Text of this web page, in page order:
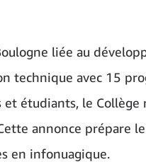
liée au
technique avec 15
étudiants, le Collège
annonce prépare
en infonuagique.